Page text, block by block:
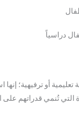
أو ترفيهية؛
تُنمي قدراتهم على